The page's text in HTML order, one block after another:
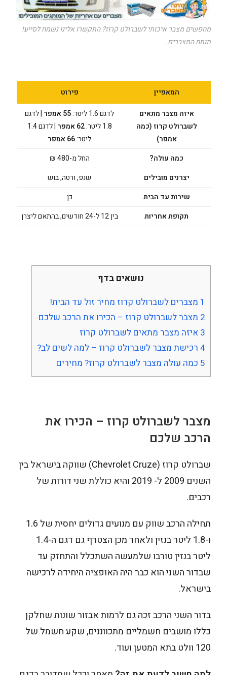
מחפשים מצבר איכותי לשברולט קרוז? התקשרו אלינו נשמח לסייע!
תותח המצברים.
המאפיין
פירוט
איזה מצבר מתאים
לשברולט קרוז (כמה
אמפר)
לדגם 1.6 ליטר: 55 אמפר
| לדגם
1.8 ליטר:
62 אמפר
| לדגם 1.4
ליטר:66 אמפר
כמה עולה?
החל מ-480 ₪
יצרנים מובילים
שנפ, ורטה, בוש
שירות עד הבית
כן
תקופת אחריות
בין 12 ל-24 חודשים, בהתאם ליצרן
נושאים בדף
1 מצברים לשברולט קרוז מחיר זול עד הבית!
2 מצבר לשברולט קרוז – הכירו את הרכב שלכם
3 איזה מצבר מתאים לשברולט קרוז
4 רכישת מצבר לשברולט קרוז – למה לשים לב?
5 כמה עולה מצבר לשברולט קרוז? מחירים
מצבר לשברולט קרוז – הכירו את
הרכב שלכם
שברולט קרוז (Chevrolet Cruze) שווקה בישראל בין
השנים 2009 ל- 2019 והיא כוללת שני דורות של
רכבים.
תחילה הרכב שווק עם מנועים גדולים יחסית של 1.6
ו-1.8 ליטר בנזין ולאחר מכן הצטרף גם דגם ה-1.4
ליטר בנזין טורבו שלמעשה השתכלל והתחזק עד
שבדור השני הוא כבר היה האופציה היחידה לרכישה
בישראל.
בדור השני הרכב זכה גם לרמות אבזור שונות שחלקן
כללו מושבים חשמליים מתכווננים, שקע חשמל של
120 וולט בתא המטען ועוד.